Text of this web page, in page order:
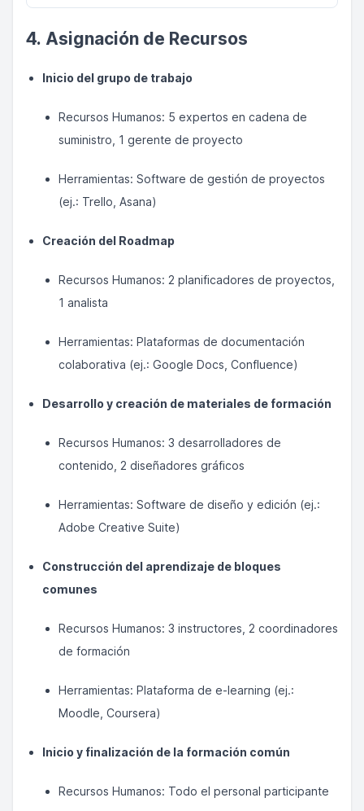
4. Asignación de Recursos
Inicio del grupo de trabajo
Recursos Humanos: 5 expertos en cadena de
suministro, 1 gerente de proyecto
Herramientas: Software de gestión de proyectos
(ej.: Trello, Asana)
Creación del Roadmap
Recursos Humanos: 2 planificadores de proyectos,
1 analista
Herramientas: Plataformas de documentación
colaborativa (ej.: Google Docs, Confluence)
Desarrollo y creación de materiales de formación
Recursos Humanos: 3 desarrolladores de
contenido, 2 diseñadores gráficos
Herramientas: Software de diseño y edición (ej.:
Adobe Creative Suite)
Construcción del aprendizaje de bloques
comunes
Recursos Humanos: 3 instructores, 2 coordinadores
de formación
Herramientas: Plataforma de e-learning (ej.:
Moodle, Coursera)
Inicio y finalización de la formación común
Recursos Humanos: Todo el personal participante